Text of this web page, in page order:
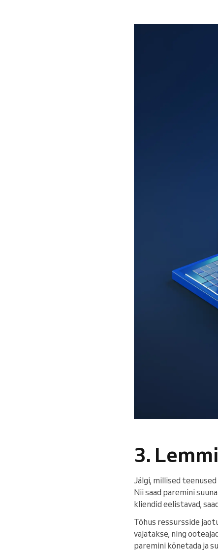
3.
Jälgi, millised
Nii saad paremini
kliendid eelistavad,
Tõhus ressursside
vajatakse, ning
paremini kõnetada ja